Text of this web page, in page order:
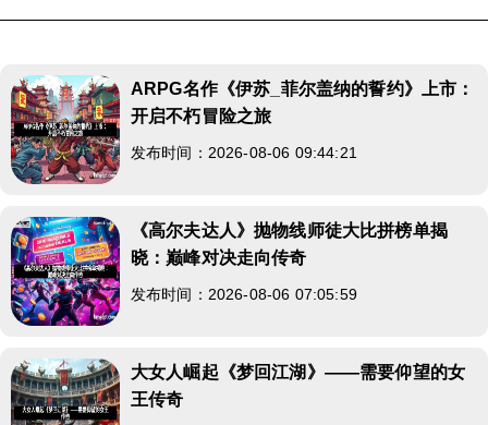
ARPG名作《伊苏_菲尔盖纳的誓约》上市：
开启不朽冒险之旅
发布时间：2026-08-06 09:44:21
《高尔夫达人》抛物线师徒大比拼榜单揭
晓：巅峰对决走向传奇
发布时间：2026-08-06 07:05:59
大女人崛起《梦回江湖》——需要仰望的女
王传奇